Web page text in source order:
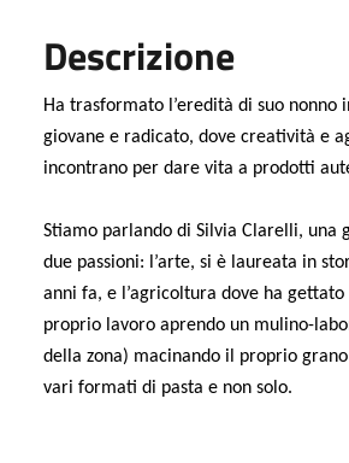
Descrizione
Ha trasformato l’eredità di suo nonno
giovane e radicato, dove creatività e
incontrano per dare vita a prodotti
Stiamo parlando di Silvia Clarelli, una
due passioni: l’arte, si è laureata in
anni fa, e l’agricoltura dove ha gettato
proprio lavoro aprendo un mulino-
della zona) macinando il proprio
vari formati di pasta e non solo.